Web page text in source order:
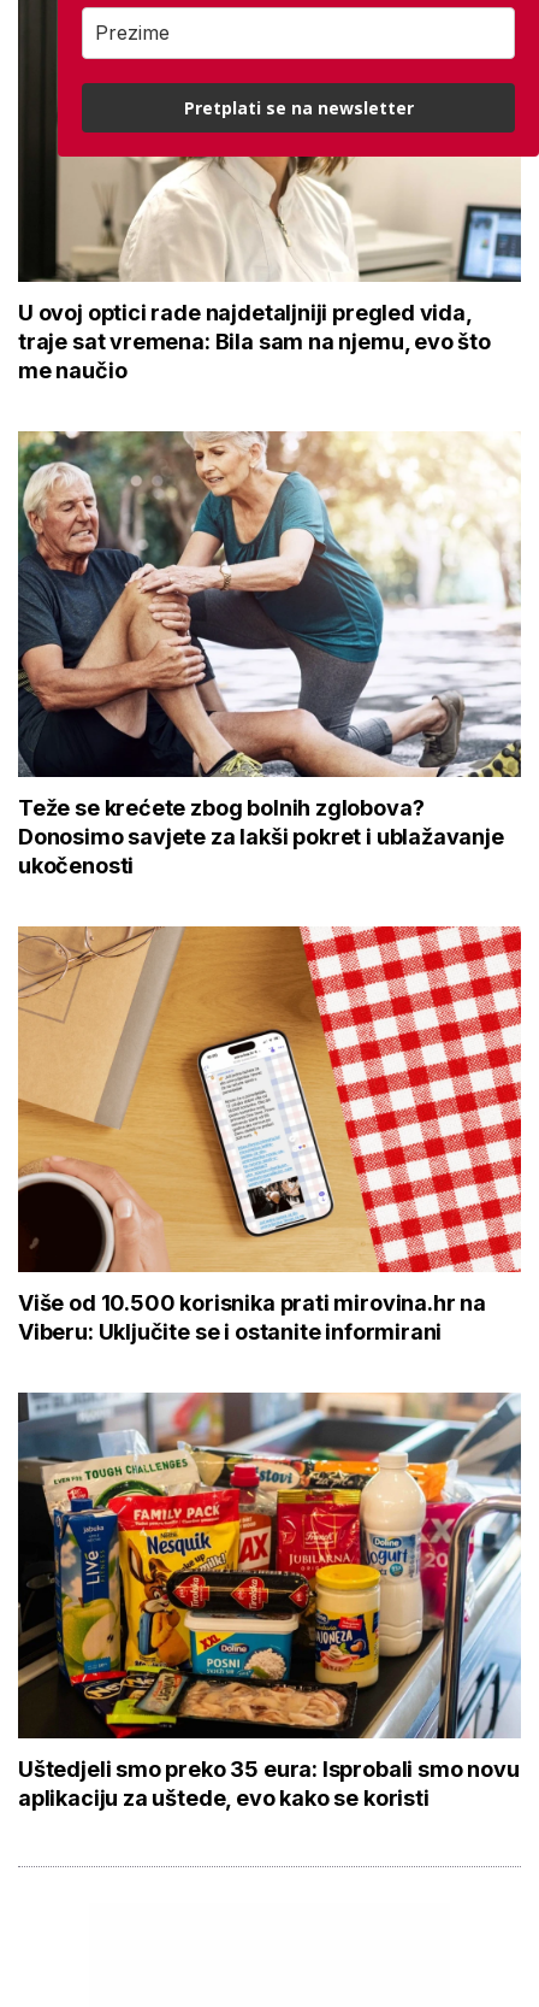
U ovoj optici rade najdetaljniji pregled vida,
traje sat vremena: Bila sam na njemu, evo što
me naučio
Teže se krećete zbog bolnih zglobova?
Donosimo savjete za lakši pokret i ublažavanje
ukočenosti
Više od 10.500 korisnika prati mirovina.hr na
Viberu: Uključite se i ostanite informirani
Uštedjeli smo preko 35 eura: Isprobali smo novu
aplikaciju za uštede, evo kako se koristi
Pretplati se na newsletter